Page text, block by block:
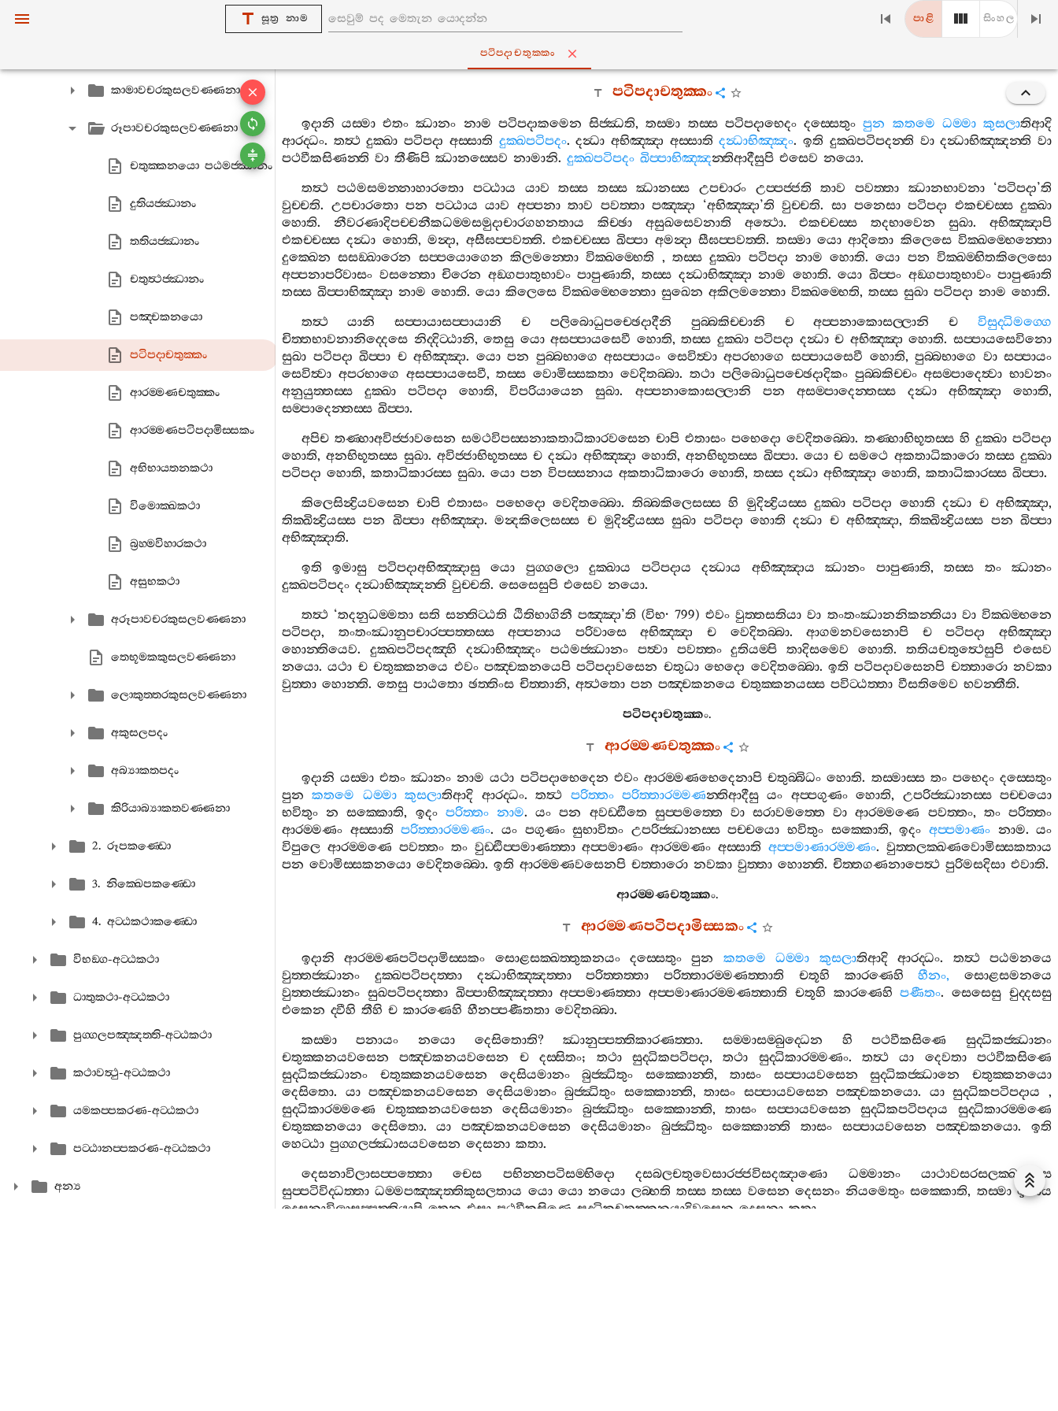
සූත්‍ර නාම පාළි සිංහල
පටිපදාචතුක‍්කං
කාමාවචරකුසලවණ‍්ණනා
රූපාවචරකුසලවණ‍්ණනා
චතුක‍්කනයො පඨමජ‍්ඣානං
දුතියජ‍්ඣානං
තතියජ‍්ඣානං
චතුත්‍ථජ‍්ඣානං
පඤ‍්චකනයො
පටිපදාචතුක‍්කං
ආරම‍්මණචතුක‍්කං
ආරම‍්මණපටිපදාමිස‍්සකං
අභිභායතනකථා
විමොක‍්ඛකථා
බ්‍රහ‍්මවිහාරකථා
අසුභකථා
අරූපාවචරකුසලවණ‍්ණනා
තෙභූමකකුසලවණ‍්ණනා
ලොකුත‍්තරකුසලවණ‍්ණනා
අකුසලපදං
අබ්‍යාකතපදං
කිරියාබ්‍යාකතවණ‍්ණනා
2. රූපකණ‍්ඩො
3. නික‍්ඛෙපකණ‍්ඩො
4. අට‍්ඨකථාකණ‍්ඩො
විභඞ‍්ග-අට‍්ඨකථා
ධාතුකථා-අට‍්ඨකථා
පුග‍්ගලපඤ‍්ඤත‍්ති-අට‍්ඨකථා
කථාවත්‍ථු-අට‍්ඨකථා
යමකප‍්පකරණ-අට‍්ඨකථා
පට‍්ඨානප‍්පකරණ-අට‍්ඨකථා
අන්‍ය
පටිපදාචතුක‍්කං
ඉදානි යස‍්මා එතං ඣානං නාම පටිපදාකමෙන සිජ‍්ඣති,තස‍්මා තස‍්ස පටිපදාභෙදං දස‍්සෙතුං පුන කතමෙ ධම‍්මා කුසලාතිආදි
ආරද‍්ධං. තත්‍ථ දුක‍්ඛා පටිපදා අස‍්සාති දුක‍්ඛපටිපදං.දන්‍ධා අභිඤ‍්ඤා අස‍්සාති දන්‍ධාභිඤ‍්ඤං.ඉති දුක‍්ඛපටිපදන‍්ති වා දන්‍ධාභිඤ‍්ඤන‍්ති වා
පථවීකසිණන‍්ති වා තීණිපි ඣානස‍්සෙව නාමානි. දුක‍්ඛපටිපදං ඛිප‍්පාභිඤ‍්ඤන‍්තිආදීසුපි එසෙව නයො.
තත්‍ථ
පඨමසමන‍්නාහාරතො පට‍්ඨාය යාව තස‍්ස තස‍්ස ඣානස‍්ස උපචාරං උප‍්පජ‍්ජති තාව පවත‍්තා ඣානභාවනා‘පටිපදා’ති
වුච‍්චති. උපචාරතො පන පට‍්ඨාය යාව අප‍්පනා තාව පවත‍්තා පඤ‍්ඤා ‘අභිඤ‍්ඤා’ති වුච‍්චති.සා පනෙසා පටිපදා එකච‍්චස‍්ස දුක‍්ඛා
හොති. නීවරණාදිපච‍්චනීකධම‍්මසමුදාචාරගහනතාය කිච‍්ඡා අසුඛසෙවනාති අත්‍ථො.එකච‍්චස‍්ස තදභාවෙන සුඛා. අභිඤ‍්ඤාපි
එකච‍්චස‍්ස දන්‍ධා හොති,මන්‍දා, අසීඝප‍්පවත‍්ති. එකච‍්චස‍්ස ඛිප‍්පා අමන්‍දා සීඝප‍්පවත‍්ති. තස‍්මා යො ආදිතො කිලෙසෙ වික‍්ඛම‍්භෙන‍්තො
දුක‍්ඛෙන සසඞ‍්ඛාරෙන සප‍්පයොගෙන කිලමන‍්තො වික‍්ඛම‍්භෙති , තස‍්ස දුක‍්ඛා පටිපදා නාම හොති.යො පන වික‍්ඛම‍්භිතකිලෙසො
අප‍්පනාපරිවාසං වසන‍්තො චිරෙන අඞ‍්ගපාතුභාවං පාපුණාති, තස‍්ස දන්‍ධාභිඤ‍්ඤා නාම හොති.යො ඛිප‍්පං අඞ‍්ගපාතුභාවං පාපුණාති
තස‍්ස ඛිප‍්පාභිඤ‍්ඤා නාම හොති. යො කිලෙසෙ වික‍්ඛම‍්භෙන‍්තො සුඛෙන අකිලමන‍්තො වික‍්ඛම‍්භෙති, තස‍්ස සුඛා පටිපදා නාම හොති.
තත්‍ථ
යානි සප‍්පායාසප‍්පායානි ච පලිබොධුපච‍්ඡෙදාදීනි පුබ‍්බකිච‍්චානි ච අප‍්පනාකොසල‍්ලානි ච
විසුද‍්ධිමග‍්ගෙ
චිත‍්තභාවනානිද‍්දෙසෙ නිද‍්දිට‍්ඨානි, තෙසු යො අසප‍්පායසෙවී හොති, තස‍්ස දුක‍්ඛා පටිපදා දන්‍ධා ච අභිඤ‍්ඤා හොති. සප‍්පායසෙවිනො
සුඛා පටිපදා ඛිප‍්පා ච අභිඤ‍්ඤා. යො පන පුබ‍්බභාගෙ අසප‍්පායං සෙවිත්‍වා අපරභාගෙ සප‍්පායසෙවී හොති,පුබ‍්බභාගෙ වා සප‍්පායං
සෙවිත්‍වා අපරභාගෙ අසප‍්පායසෙවී,තස‍්ස වොමිස‍්සකතා වෙදිතබ‍්බා. තථා පලිබොධුපච‍්ඡෙදාදිකං පුබ‍්බකිච‍්චං අසම‍්පාදෙත්‍වා භාවනං
අනුයුත‍්තස‍්ස
දුක‍්ඛා පටිපදා හොති,විපරියායෙන සුඛා. අප‍්පනාකොසල‍්ලානි පන අසම‍්පාදෙන‍්තස‍්ස දන්‍ධා අභිඤ‍්ඤා හොති,
සම‍්පාදෙන‍්තස‍්ස ඛිප‍්පා.
අපිච තණ‍්හාඅවිජ‍්ජාවසෙන සමථවිපස‍්සනාකතාධිකාරවසෙන චාපි එතාසං පභෙදො වෙදිතබ‍්බො. තණ‍්හාභිභූතස‍්ස හි දුක‍්ඛා පටිපදා
හොති,අනභිභූතස‍්ස සුඛා. අවිජ‍්ජාභිභූතස‍්ස ච දන්‍ධා අභිඤ‍්ඤා හොති,අනභිභූතස‍්ස ඛිප‍්පා. යො ච සමථෙ අකතාධිකාරො තස‍්ස දුක‍්ඛා
පටිපදා හොති, කතාධිකාරස‍්ස සුඛා. යො පන විපස‍්සනාය අකතාධිකාරො හොති, තස‍්ස දන්‍ධා අභිඤ‍්ඤා හොති, කතාධිකාරස‍්ස ඛිප‍්පා.
කිලෙසින්‍ද්‍රියවසෙන චාපි එතාසං පභෙදො වෙදිතබ‍්බො. තිබ‍්බකිලෙසස‍්ස හි මුදින්‍ද්‍රියස‍්ස දුක‍්ඛා පටිපදා හොති දන්‍ධා ච අභිඤ‍්ඤා,
තික‍්ඛින්‍ද්‍රියස‍්ස පන ඛිප‍්පා අභිඤ‍්ඤා.මන්‍දකිලෙසස‍්ස ච මුදින්‍ද්‍රියස‍්ස සුඛා පටිපදා හොති දන්‍ධා ච අභිඤ‍්ඤා,තික‍්ඛින්‍ද්‍රියස‍්ස පන ඛිප‍්පා
අභිඤ‍්ඤාති.
ඉති
ඉමාසු පටිපදාඅභිඤ‍්ඤාසු යො පුග‍්ගලො දුක‍්ඛාය පටිපදාය දන්‍ධාය අභිඤ‍්ඤාය ඣානං පාපුණාති,තස‍්ස තං
ඣානං
දුක‍්ඛපටිපදං දන්‍ධාභිඤ‍්ඤන‍්ති වුච‍්චති. සෙසෙසුපි එසෙව නයො.
තත්‍ථ‘තදනුධම‍්මතා සති සන‍්තිට‍්ඨති ඨිතිභාගිනී පඤ‍්ඤා’ති (විභ· 799) එවං වුත‍්තසතියා වා තංතංඣානනිකන‍්තියා වා වික‍්ඛම‍්භනෙ
පටිපදා, තංතංඣානුපචාරප‍්පත‍්තස‍්ස අප‍්පනාය පරිවාසෙ අභිඤ‍්ඤා ච වෙදිතබ‍්බා.ආගමනවසෙනාපි ච පටිපදා
අභිඤ‍්ඤා
හොන‍්තියෙව. දුක‍්ඛපටිපදඤ‍්හි දන්‍ධාභිඤ‍්ඤං පඨමජ‍්ඣානං පත්‍වා පවත‍්තං දුතියම‍්පි තාදිසමෙව හොති.තතියචතුත්‍ථෙසුපි
එසෙව
නයො.යථා ච චතුක‍්කනයෙ එවං පඤ‍්චකනයෙපි පටිපදාවසෙන චතුධා භෙදො වෙදිතබ‍්බො. ඉති පටිපදාවසෙනපි චත‍්තාරො නවකා
වුත‍්තා හොන‍්ති. තෙසු පාඨතො ඡත‍්තිංස චිත‍්තානි, අත්‍ථතො පන පඤ‍්චකනයෙ චතුක‍්කනයස‍්ස පවිට‍්ඨත‍්තා වීසතිමෙව භවන‍්තීති.
පටිපදාචතුක‍්කං.
ආරම‍්මණචතුක‍්කං
ඉදානි යස‍්මා එතං ඣානං නාම යථා පටිපදාභෙදෙන එවං ආරම‍්මණභෙදෙනාපි චතුබ‍්බිධං හොති. තස‍්මාස‍්ස තං පභෙදං දස‍්සෙතුං
පුන
කතමෙ ධම‍්මා කුසලාතිආදි ආරද‍්ධං.තත්‍ථ පරිත‍්තං පරිත‍්තාරම‍්මණන‍්තිආදීසු යං අප‍්පගුණං හොති, උපරිජ‍්ඣානස‍්ස පච‍්චයො
භවිතුං න සක‍්කොති, ඉදං පරිත‍්තං නාම.යං පන අවඩ‍්ඪිතෙ සුප‍්පමත‍්තෙ වා සරාවමත‍්තෙ වා ආරම‍්මණෙ පවත‍්තං, තං පරිත‍්තං
ආරම‍්මණං අස‍්සාති පරිත‍්තාරම‍්මණං. යං පගුණං සුභාවිතං උපරිජ‍්ඣානස‍්ස පච‍්චයො භවිතුං සක‍්කොති,ඉදං අප‍්පමාණං නාම.යං
විපුලෙ ආරම‍්මණෙ පවත‍්තං තං වුඩ‍්ඪිප‍්පමාණත‍්තා අප‍්පමාණං ආරම‍්මණං අස‍්සාති අප‍්පමාණාරම‍්මණං.වුත‍්තලක‍්ඛණවොමිස‍්සකතාය
පන වොමිස‍්සකනයො වෙදිතබ‍්බො. ඉති ආරම‍්මණවසෙනපි චත‍්තාරො නවකා වුත‍්තා හොන‍්ති. චිත‍්තගණනාපෙත්‍ථ පුරිමසදිසා එවාති.
ආරම‍්මණචතුක‍්කං.
ආරම‍්මණපටිපදාමිස‍්සකං
ඉදානි ආරම‍්මණපටිපදාමිස‍්සකං සොළසක‍්ඛත‍්තුකනයං දස‍්සෙතුං පුන කතමෙ ධම‍්මා කුසලාතිආදි ආරද‍්ධං. තත්‍ථ
පඨමනයෙ
වුත‍්තජ‍්ඣානං
දුක‍්ඛපටිපදත‍්තා දන්‍ධාභිඤ‍්ඤත‍්තා පරිත‍්තත‍්තා පරිත‍්තාරම‍්මණත‍්තාති චතූහි කාරණෙහි හීනං,
සොළසමනයෙ
වුත‍්තජ‍්ඣානං සුඛපටිපදත‍්තා ඛිප‍්පාභිඤ‍්ඤත‍්තා අප‍්පමාණත‍්තා අප‍්පමාණාරම‍්මණත‍්තාති චතූහි කාරණෙහි පණීතං.සෙසෙසු චුද‍්දසසු
එකෙන ද‍්වීහි තීහි ච කාරණෙහි හීනප‍්පණීතතා වෙදිතබ‍්බා.
කස‍්මා
පනායං නයො දෙසිතොති?ඣානුප‍්පත‍්තිකාරණත‍්තා. සම‍්මාසම‍්බුද‍්ධෙන හි පථවීකසිණෙ
සුද‍්ධිකජ‍්ඣානං
චතුක‍්කනයවසෙන
පඤ‍්චකනයවසෙන ච දස‍්සිතං; තථා සුද‍්ධිකපටිපදා,තථා සුද‍්ධිකාරම‍්මණං. තත්‍ථ යා දෙවතා
පථවීකසිණෙ
සුද‍්ධිකජ‍්ඣානං
චතුක‍්කනයවසෙන දෙසියමානං බුජ‍්ඣිතුං සක‍්කොන‍්ති, තාසං සප‍්පායවසෙන සුද‍්ධිකජ‍්ඣානෙ
චතුක‍්කනයො
දෙසිතො. යා පඤ‍්චකනයවසෙන දෙසියමානං බුජ‍්ඣිතුං සක‍්කොන‍්ති,තාසං සප‍්පායවසෙන පඤ‍්චකනයො. යා සුද‍්ධිකපටිපදාය ,
සුද‍්ධිකාරම‍්මණෙ
චතුක‍්කනයවසෙන දෙසියමානං බුජ‍්ඣිතුං සක‍්කොන‍්ති,තාසං සප‍්පායවසෙන සුද‍්ධිකපටිපදාය
සුද‍්ධිකාරම‍්මණෙ
චතුක‍්කනයො
දෙසිතො.යා පඤ‍්චකනයවසෙන දෙසියමානං බුජ‍්ඣිතුං සක‍්කොන‍්ති තාසං සප‍්පායවසෙන පඤ‍්චකනයො.ඉති
හෙට‍්ඨා පුග‍්ගලජ‍්ඣාසයවසෙන දෙසනා කතා.
දෙසනාවිලාසප‍්පත‍්තො
චෙස පභින‍්නපටිසම‍්භිදො දසබලචතුවෙසාරජ‍්ජවිසදඤාණො ධම‍්මානං
යාථාවසරසලක‍්ඛණස‍්ස
සුප‍්පටිවිද‍්ධත‍්තා ධම‍්මපඤ‍්ඤත‍්තිකුසලතාය යො යො නයො ලබ‍්භති තස‍්ස තස‍්ස වසෙන දෙසනං නියමෙතුං සක‍්කොති, තස‍්මා ඉමාය
දෙසනාවිලාසප‍්පත‍්තියාපි තෙන එසා පථවීකසිණෙ සුද‍්ධිකචතුක‍්කනයාදිවසෙන දෙසනා කතා